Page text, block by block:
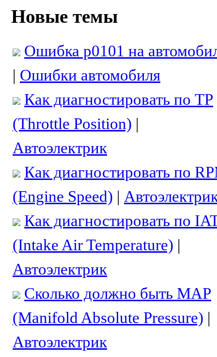
Новые темы
Ошибка p0101 на
| Ошибки автомобиля
Как диагностировать по TP
(Throttle Position) |
Автоэлектрик
Как диагностировать по
(Engine Speed) |
Как диагностировать по
(Intake Air Temperature) |
Автоэлектрик
Сколько должно быть MAP
(Manifold Absolute Pressure) |
Автоэлектрик